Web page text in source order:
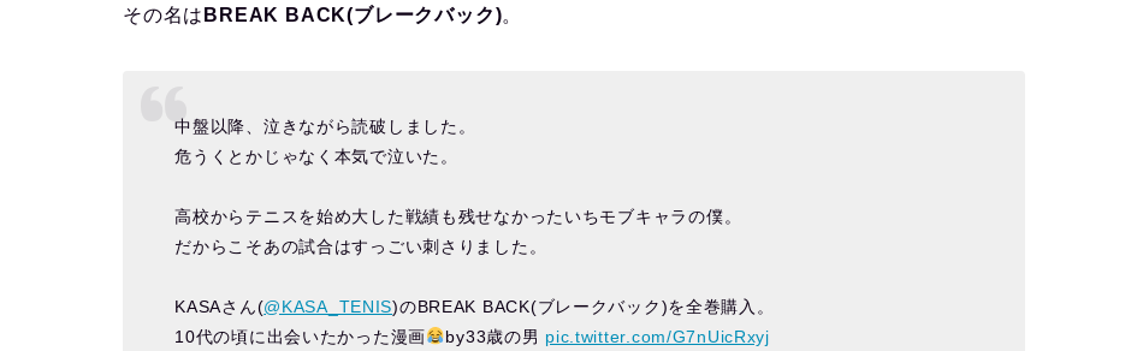
その名は BREAK BACK(ブレークバック)。
中盤以降、泣きながら読破しました。
危うくとかじゃなく本気で泣いた。
高校からテニスを始め大した戦績も残せなかったいちモブキャラの僕。
だからこそあの試合はすっごい刺さりました。
KASAさん(@KASA_TENIS)のBREAK BACK(ブレークバック)を全巻購入。
10代の頃に出会いたかった漫画
by33歳の男 pic.twitter.com/G7nUicRxyj